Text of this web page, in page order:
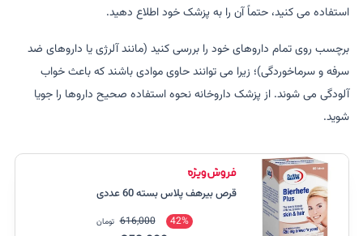
استفاده می کنید، حتماً آن را به پزشک خود اطلاع دهید.
برچسب روی تمام داروهای خود را بررسی کنید (مانند آلرژی یا داروهای ضد
سرفه و سرماخوردگی)؛ زیرا می توانند حاوی موادی باشند که باعث خواب
آلودگی می شوند. از پزشک داروخانه نحوه استفاده صحیح داروها را جویا
شوید.
قرص بیرهف پلاس بسته 60 عددی
42%
616,000 تومان